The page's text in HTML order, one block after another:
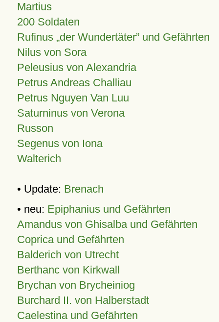
Martius
200 Soldaten
Rufinus „der Wundertäter” und Gefährten
Nilus von Sora
Peleusius von Alexandria
Petrus Andreas Challiau
Petrus Nguyen Van Luu
Saturninus von Verona
Russon
Segenus von Iona
Walterich
• Update: Brenach
• neu: Epiphanius und Gefährten
Amandus von Ghisalba und Gefährten
Coprica und Gefährten
Balderich von Utrecht
Berthanc von Kirkwall
Brychan von Brycheiniog
Burchard II. von Halberstadt
Caelestina und Gefährten